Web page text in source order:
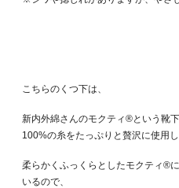
こちらのくつ下は、
新内外綿さんのモクティ®という靴
100%の糸をたっぷりと贅沢に使用し
柔らかくふっくらとしたモクティ®︎
いるので、